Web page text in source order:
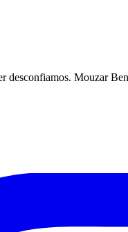
Mouzar